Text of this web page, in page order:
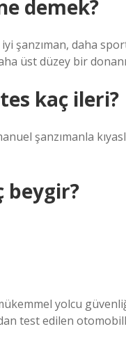
demek?
şanzıman, daha
üst düzey bir
kaç ileri?
şanzımanla
beygir?
yolcu
test edilen